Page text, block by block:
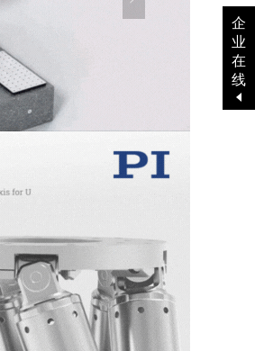
字与模拟控制电路，从亚纳米级
术实力推动着微米纳米定位技
企
业
在
线